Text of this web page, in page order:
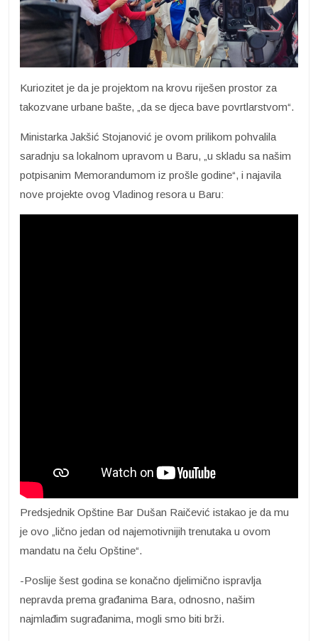
Kuriozitet je da je projektom na krovu riješen prostor za
takozvane urbane bašte, „da se djeca bave povrtlarstvom“.
Ministarka Jakšić Stojanović je ovom prilikom pohvalila
saradnju sa lokalnom upravom u Baru, „u skladu sa našim
potpisanim Memorandumom iz prošle godine“, i najavila
nove projekte ovog Vladinog resora u Baru:
Predsjednik Opštine Bar Dušan Raičević istakao je da mu
je ovo „lično jedan od najemotivnijih trenutaka u ovom
mandatu na čelu Opštine“.
-Poslije šest godina se konačno djelimično ispravlja
nepravda prema građanima Bara, odnosno, našim
najmlađim sugrađanima, mogli smo biti brži.